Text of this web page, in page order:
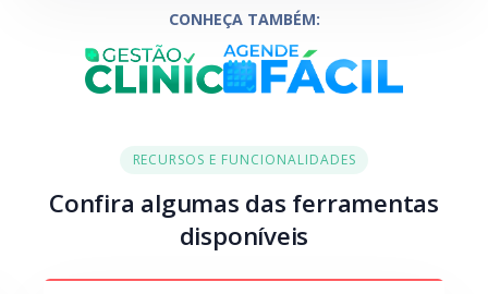
CONHEÇA TAMBÉM:
RECURSOS E FUNCIONALIDADES
Confira algumas das ferramentas
disponíveis